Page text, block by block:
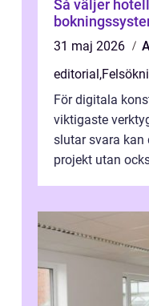
Så väljer
31 maj 2026
editorial,
För digitala
viktigaste
slutar svara kan
projekt utan